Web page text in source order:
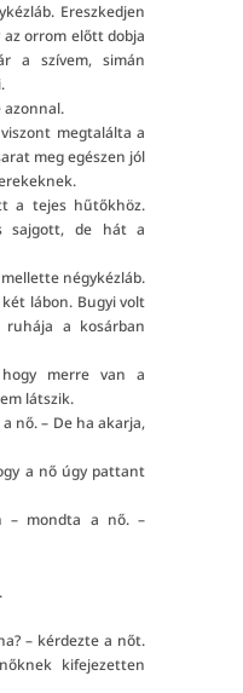
Ereszkedjen
orrom előtt dobja
a szívem, simán
azonnal.
megtalálta a
meg egészen jól
a tejes hűtőkhöz.
sajgott, de hát a
négykézláb.
lábon. Bugyi volt
a kosárban
merre van a
látszik.
nő. – De ha akarja,
a nő úgy pattant
– mondta a nő. –
– kérdezte a nőt.
kifejezetten